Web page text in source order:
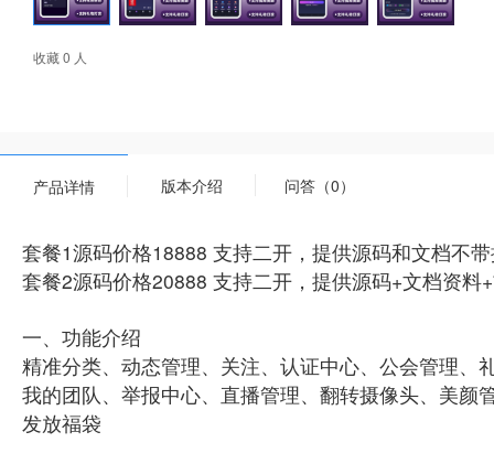
收藏 0 人
产品详情 版本介绍 问答（0）
套餐1源码价格18888 支持二开，提供源码和文档不
套餐2源码价格20888 支持二开，提供源码+文档资料
一、功能介绍
精准分类、动态管理、关注、认证中心、公会管理、
我的团队、举报中心、直播管理、翻转摄像头、美颜
发放福袋